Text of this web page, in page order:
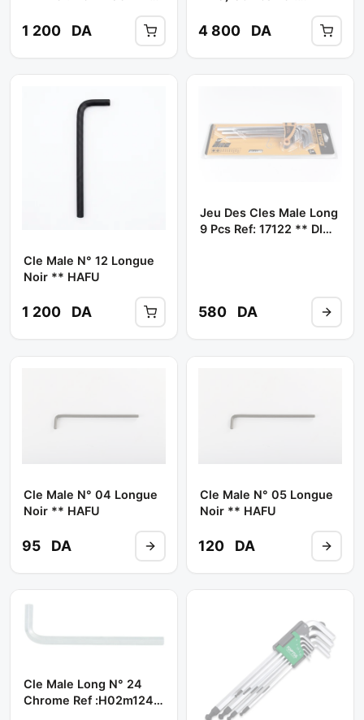
1 200 DA 4 800 DA
Cle Male N° 12 Longue
Noir ** HAFU
1 200 DA
Jeu Des Cles Male Long
9 Pcs Ref: 17122 ** DING
580 DA
Cle Male N° 04 Longue
Noir ** HAFU
95 DA
Cle Male N° 05 Longue
Noir ** HAFU
120 DA
Cle Male Long N° 24
Chrome Ref :h02m124